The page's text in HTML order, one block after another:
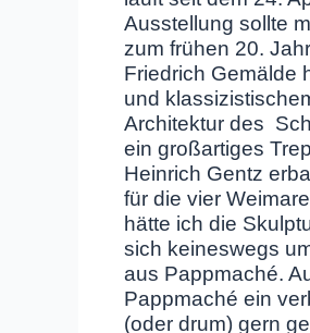
Ausstellung sollte
zum frühen 20.
Friedrich Gemälde
und
Architektur des
ein großartiges
Heinrich Gentz
für die vier
hätte ich die
sich keineswegs
aus Pappmaché.
Pappmaché ein
(oder drum) gern